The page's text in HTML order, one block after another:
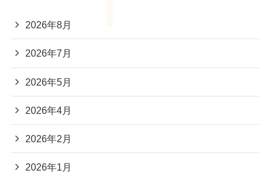
2026年8月
2026年7月
2026年5月
2026年4月
2026年2月
2026年1月